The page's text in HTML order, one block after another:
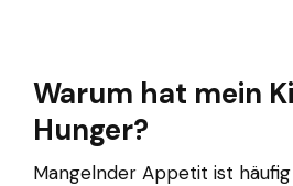
Warum hat mein
Hunger?
Mangelnder Appetit ist